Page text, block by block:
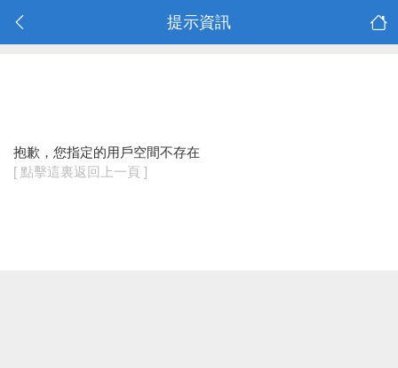
提示資訊
抱歉，您指定的用戶空間不存在
[ 點擊這裏返回上一頁 ]